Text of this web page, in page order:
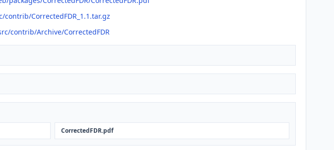
CorrectedFDR_1.1.tar.gz
contrib/Archive/CorrectedFDR
CorrectedFDR.pdf